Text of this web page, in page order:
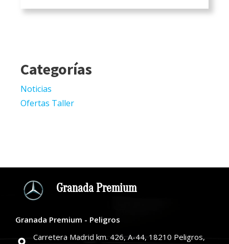
Categorías
Noticias
Ofertas Taller
Granada Premium
Granada Premium - Peligros
Carretera Madrid km. 426, A-44, 18210 Peligros,